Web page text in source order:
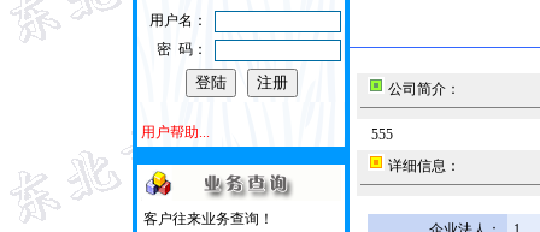
用户名：
密 码：
用户帮助...
客户往来业务查询！
公司简介：
555
详细信息：